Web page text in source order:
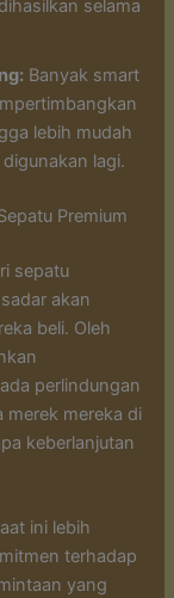
selama
Banyak smart
lebih mudah
lagi.
Premium
sepatu
akan
beli. Oleh
perlindungan
merek mereka di
keberlanjutan
ini lebih
terhadap
yang